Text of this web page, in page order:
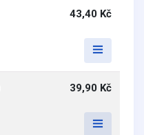
43,40 Kč
39,90 Kč